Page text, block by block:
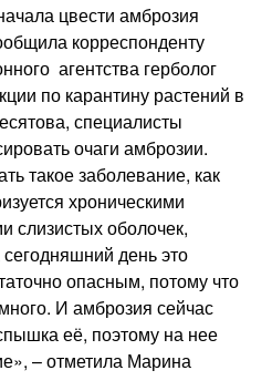
цвести амброзия
корреспонденту
агентства герболог
по карантину растений в
специалисты
очаги амброзии.
такое заболевание, как
хроническими
слизистых оболочек,
день это
опасным, потому что
И амброзия сейчас
её, поэтому на нее
– отметила Марина